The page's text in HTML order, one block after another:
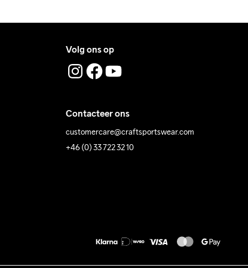
Volg ons op
Contacteer ons
customercare@craftsportswear.com
+46 (0) 33 722 32 10